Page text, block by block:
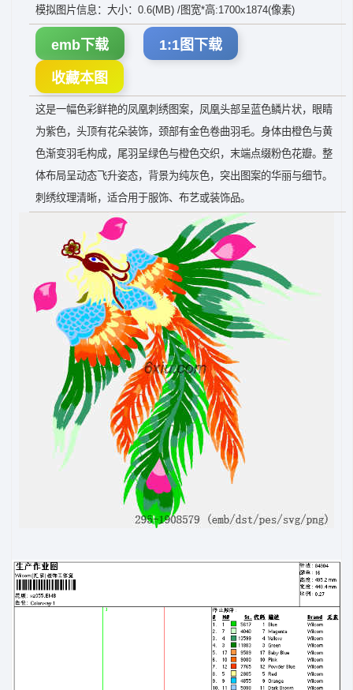
模拟图片信息：大小：0.6(MB) /图宽*高:1700x1874(像素)
emb下载 1:1图下载
收藏本图
这是一幅色彩鲜艳的凤凰刺绣图案，凤凰头部呈蓝色鳞片状，眼睛
为紫色，头顶有花朵装饰，颈部有金色卷曲羽毛。身体由橙色与黄
色渐变羽毛构成，尾羽呈绿色与橙色交织，末端点缀粉色花瓣。整
体布局呈动态飞升姿态，背景为纯灰色，突出图案的华丽与细节。
刺绣纹理清晰，适合用于服饰、布艺或装饰品。